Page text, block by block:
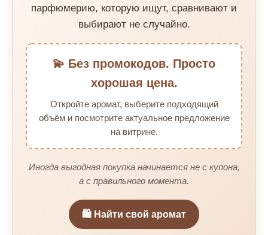
парфюмерию, которую ищут, сравнивают и
выбирают не случайно.
💫 Без промокодов. Просто
хорошая цена.
Откройте аромат, выберите подходящий
объём и посмотрите актуальное предложение
на витрине.
Иногда выгодная покупка начинается не с купона,
а с правильного момента.
🛍️ Найти свой аромат